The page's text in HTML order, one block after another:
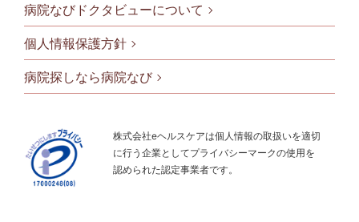
フッタメニ
病院なびドクタビューについて
個人情報保護方針
病院探しなら病院なび
株式会社eヘルスケアは個人情報の取扱いを適切
に行う企業としてプライバシーマークの使用を
認められた認定事業者です。